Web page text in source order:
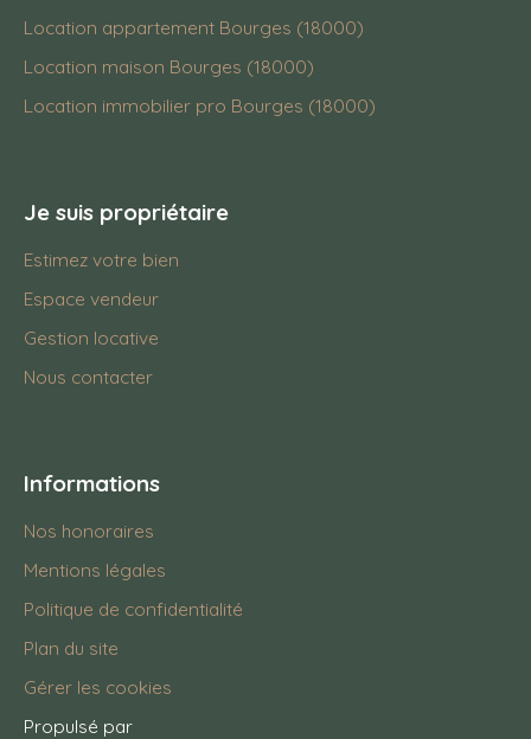
Location appartement Bourges (18000)
Location maison Bourges (18000)
Location immobilier pro Bourges (18000)
Je suis propriétaire
Estimez votre bien
Espace vendeur
Gestion locative
Nous contacter
Informations
Nos honoraires
Mentions légales
Politique de confidentialité
Plan du site
Gérer les cookies
Propulsé par